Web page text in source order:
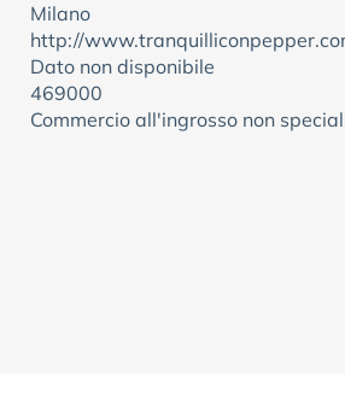
Milano
http://
Dato non disponibile
469000
Commercio all'ingrosso non